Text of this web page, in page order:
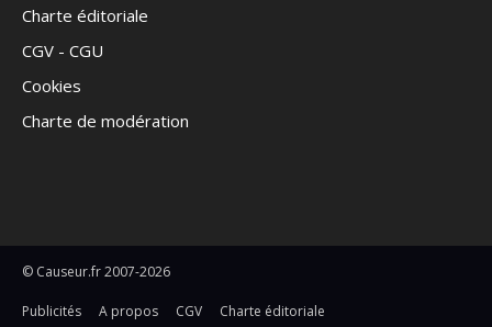
Charte éditoriale
CGV - CGU
Cookies
Charte de modération
© Causeur.fr 2007-2026
Publicités A propos CGV
Charte éditoriale